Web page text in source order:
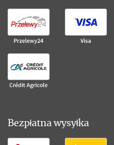
Bezpłatna wysyłka